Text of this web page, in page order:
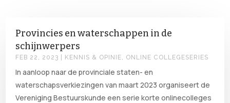
Provincies en waterschappen in de
schijnwerpers
FEB 22, 2023 KENNIS & OPINIE ONLINE COLLEGESERIES
In aanloop naar de provinciale staten- en
waterschapsverkiezingen van maart 2023 organiseert de
Vereniging Bestuurskunde een serie korte onlinecolleges